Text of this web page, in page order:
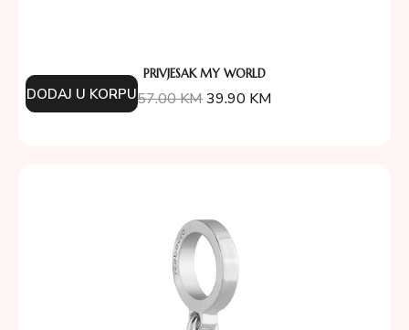
PRIVJESAK MY WORLD
57.00KM39.90 KM
DODAJ U KORPU